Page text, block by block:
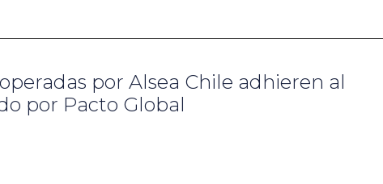
por Alsea Chile adhieren al
por Pacto Global